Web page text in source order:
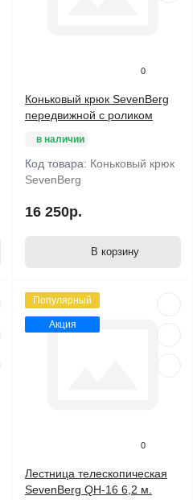
0
Коньковый крюк SevenBerg
передвижной с роликом
в наличии
Код товара: Коньковый крюк
SevenBerg
16 250р.
В корзину
Популярный
Акция
0
Лестница телескопическая
SevenBerg QH-16 6,2 м.